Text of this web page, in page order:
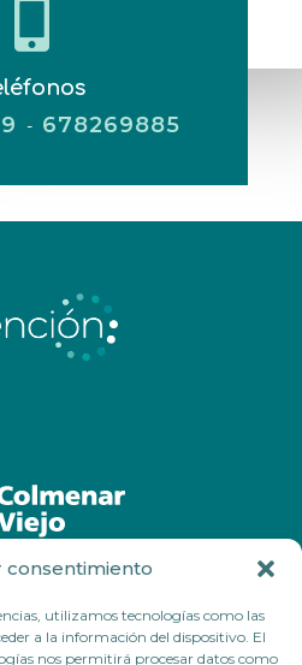
consentimiento
utilizamos tecnologías como las
a la información del dispositivo. El
nos permitirá procesar datos como

- 678269885
Lorenzo Rico